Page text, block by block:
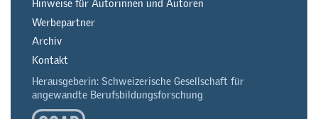
Hinweise für Autorinnen und Autoren
Werbepartner
Archiv
Kontakt
Herausgeberin: Schweizerische Gesellschaft für
angewandte Berufsbildungsforschung